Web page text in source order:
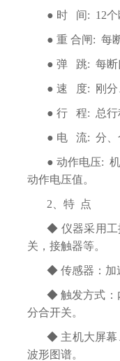
● 时 间: 12个
● 重 合闸: 每
● 弹 跳: 每断
● 速 度: 刚分
● 行 程: 总行
● 电 流: 分、
● 动作电压:
动作电压值。
2、特 点
◆ 仪器采用工
关，接触器等。
◆ 传感器：加
◆ 触发方式：
分合开关。
◆ 主机大屏幕
波形图谱。